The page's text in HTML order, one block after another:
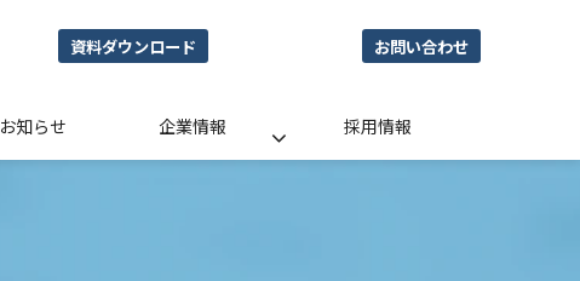
資料ダウンロード お問い合わせ
お知らせ 企業情報 採用情報